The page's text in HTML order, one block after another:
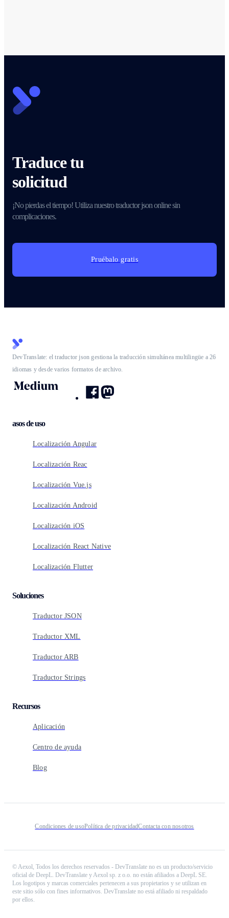
Traduce tu
solicitud
¡No pierdas el tiempo! Utiliza nuestro traductor json online sin
complicaciones.
Pruébalo gratis
DevTranslate: el traductor json gestiona la traducción simultánea multilingüe a 26
idiomas y desde varios formatos de archivo.
asos de uso
Localización Angular
Localización Reac
Localización Vue.js
Localización Android
Localización iOS
Localización React Native
Localización Flutter
Soluciones
Traductor JSON
Traductor XML
Traductor ARB
Traductor Strings
Recursos
Aplicación
Centro de ayuda
Blog
Condiciones de usoPolítica de privacidadContacta con nosotros
©Aexol, Todos los derechos reservados - DevTranslate no es un producto/servicio
oficial de DeepL. DevTranslate y Aexol sp. z o.o. no están afiliados a DeepL SE.
Los logotipos y marcas comerciales pertenecen a sus propietarios y se utilizan en
este sitio sólo con fines informativos. DevTranslate no está afiliado ni respaldado
por ellos.